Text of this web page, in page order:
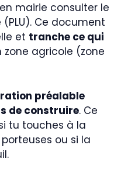
mairie consulter le
(PLU). Ce document
et tranche ce qui
zone agricole (zone
préalable
de construire. Ce
tu touches à la
ou si la